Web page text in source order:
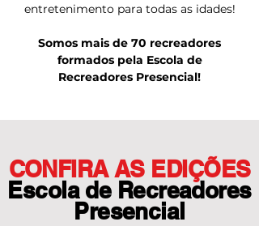
entretenimento para todas as idades!
Somos mais de 70 recreadores
formados pela Escola de
Recreadores Presencial!
CONFIRA AS EDIÇÕES
Escola de Recreadores
Presencial